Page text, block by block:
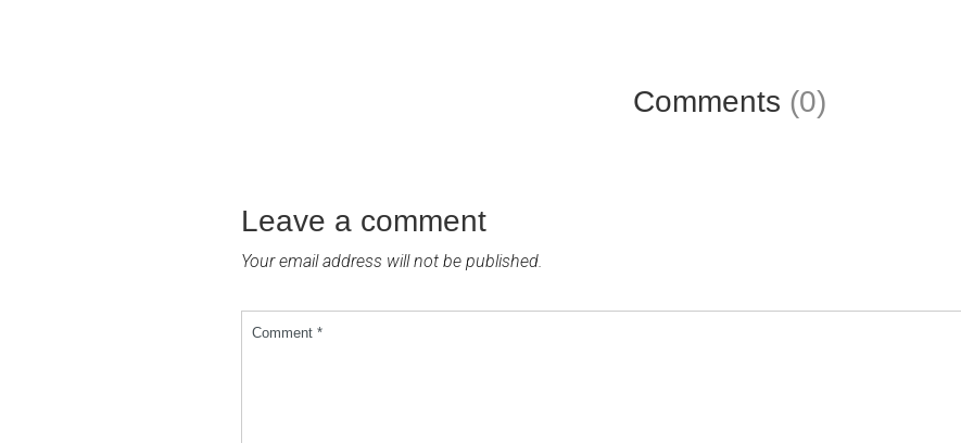
Comments (0)
Leave a comment
Your email address will not be published.
Comment *